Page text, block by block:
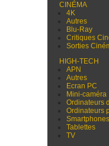
CINÉMA
4K
Autres
Blu-Ray
Critiques
Sorties
HIGH-TECH
APN
Autres
Ecran PC
Mini-caméra
Ordinateurs
Ordinateurs
Smartphones
Tablettes
TV